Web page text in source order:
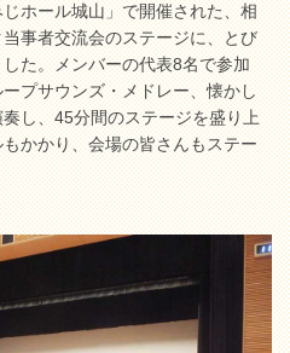
ホール城山」で開催された、相
事者交流会のステージに、とび
た。メンバーの代表8名で参加
プサウンズ・メドレー、懐かし
し、45分間のステージを盛り上
かかり、会場の皆さんもステー